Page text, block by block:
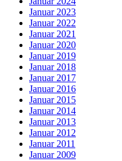
Januar 2023
Januar 2022
Januar 2021
Januar 2020
Januar 2019
Januar 2018
Januar 2017
Januar 2016
Januar 2015
Januar 2014
Januar 2013
Januar 2012
Januar 2011
Januar 2009